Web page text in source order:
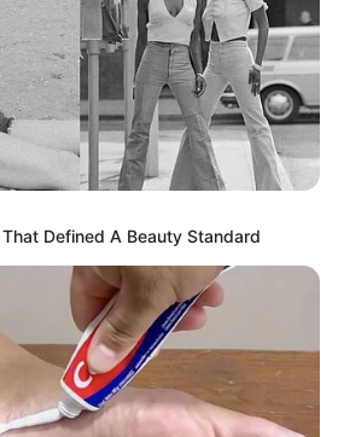
“Se puede avanzar sin
desbaratar el sistema de
salud”: exministro del
Interior desde
Bucaramanga
REFORMAS EN EL PAÍS
"En Bucaramanga
reformas, pero no contra
Petro", afirmaron
manifestantes
Defined A Beauty Standard